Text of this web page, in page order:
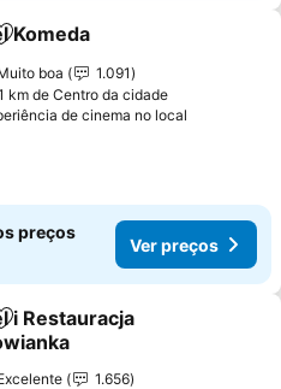
Adicionar aos favoritos
Komeda
boa
1.091
km de Centro da cidade
de cinema no local
preços
Ver preços
Adicionar aos favoritos
i Restauracja
1.656